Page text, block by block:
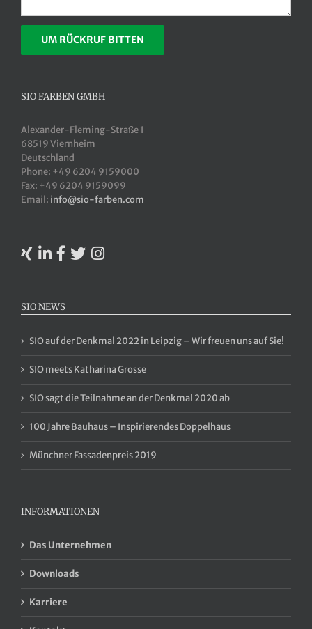
SIO FARBEN GMBH
Alexander-Fleming-Straße 1
68519 Viernheim
Deutschland
Phone: +49 6204 9159000
Fax: +49 6204 9159099
Email: info@sio-farben.com
SIO NEWS
SIO auf der Denkmal 2022 in Leipzig – Wir freuen uns auf Sie!
SIO meets Katharina Grosse
SIO sagt die Teilnahme an der Denkmal 2020 ab
100 Jahre Bauhaus – Inspirierendes Doppelhaus
Münchner Fassadenpreis 2019
INFORMATIONEN
Das Unternehmen
Downloads
Karriere